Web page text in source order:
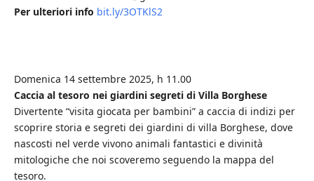
Per ulteriori info bit.ly/3OTKlS2
Domenica 14 settembre 2025, h 11.00
Caccia al tesoro nei giardini segreti di Villa Borghese
Divertente “visita giocata per bambini” a caccia di indizi per
scoprire storia e segreti dei giardini di villa Borghese, dove
nascosti nel verde vivono animali fantastici e divinità
mitologiche che noi scoveremo seguendo la mappa del
tesoro.